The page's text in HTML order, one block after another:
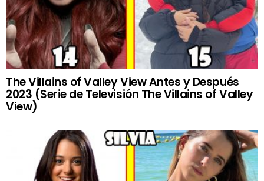
The Villains of Valley View Antes y Después
2023 (Serie de Televisión The Villains of Valley
View)